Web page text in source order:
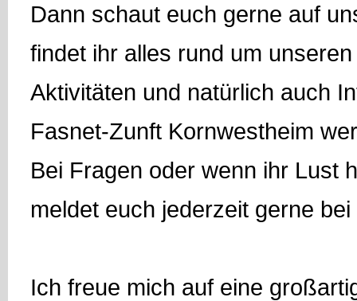
Dann schaut euch gerne auf
findet ihr alles rund um
Aktivitäten und natürlich auch
Fasnet-Zunft Kornwestheim
Bei Fragen oder wenn ihr Lust
meldet euch jederzeit gerne bei
Ich freue mich auf eine